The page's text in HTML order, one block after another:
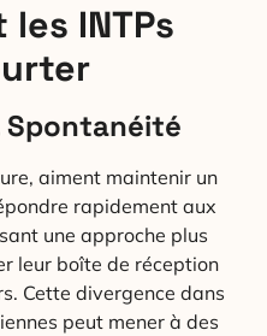
les INTPs
Spontanéité
aiment maintenir un
rapidement aux
une approche plus
leur boîte de réception
Cette divergence dans
peut mener à des